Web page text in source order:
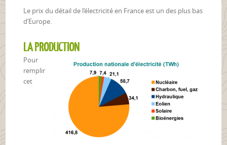
Le prix du détail de l’électricité en France est un des plus bas
d’Europe.
LA PRODUCTION
Pour
remplir
cet